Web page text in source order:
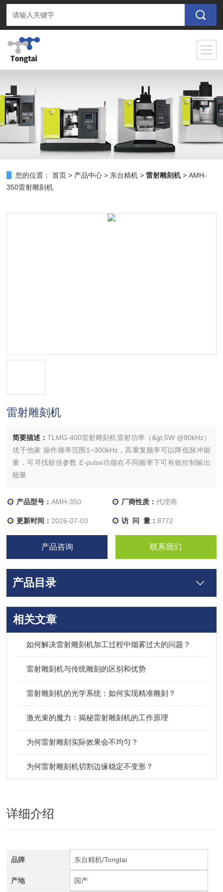
您的位置： 首页 > 产品中心 > 东台精机 >雷射雕刻机> AMH-
350雷射雕刻机
雷射雕刻机
简要描述：TLMG-400雷射雕刻机雷射功率（&gt;5W @80kHz）
优于他家 操作频率范围1~300kHz，高重复频率可以降低脉冲能
量，可寻找较佳参数 E-pulse功能在不同频率下可有效控制输出
能量
产品型号：AMH-350 厂商性质： 代理商
更新时间： 2026-07-03 访 问 量： 8772
产品咨询 联系我们
产品目录
相关文章
如何解决雷射雕刻机加工过程中烟雾过大的问题？
雷射雕刻机与传统雕刻的区别和优势
雷射雕刻机的光学系统：如何实现精准雕刻？
激光束的魔力：揭秘雷射雕刻机的工作原理
为何雷射雕刻实际效果会不均匀？
为何雷射雕刻机切割边缘稳定不变形？
详细介绍
品牌 东台精机/Tongtai
产地 国产